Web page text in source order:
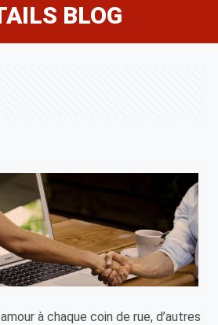
BLOG
à chaque coin de rue, d’autres